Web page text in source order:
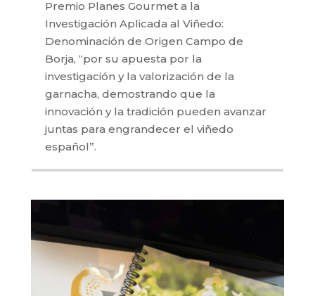
Premio Planes Gourmet a la
Investigación Aplicada al Viñedo:
Denominación de Origen Campo de
Borja, “por su apuesta por la
investigación y la valorización de la
garnacha, demostrando que la
innovación y la tradición pueden avanzar
juntas para engrandecer el viñedo
español”.